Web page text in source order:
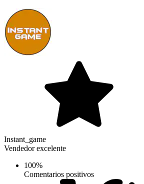
Instant_game
Vendedor excelente
100%
Comentarios positivos